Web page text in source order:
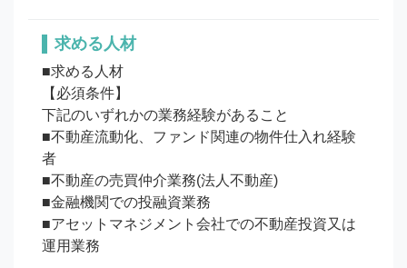
求める人材
■求める人材
【必須条件】
下記のいずれかの業務経験があること
■不動産流動化、ファンド関連の物件仕入れ経験
者
■不動産の売買仲介業務(法人不動産)
■金融機関での投融資業務
■アセットマネジメント会社での不動産投資又は
運用業務